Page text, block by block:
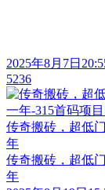
2025年8月7日
5236
传奇搬砖，超低
年
传奇搬砖，超低
年